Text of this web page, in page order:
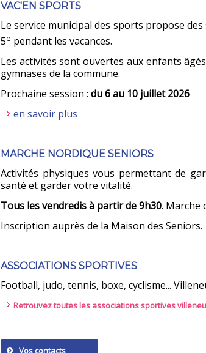
VAC'EN SPORTS
Le service municipal des sports propose
5e pendant les vacances.
Les activités sont ouvertes aux enfants
gymnases de la commune.
Prochaine session : du 6 au 10 juillet 2026
en savoir plus
MARCHE NORDIQUE SENIORS
Activités physiques vous permettant de
santé et garder votre vitalité.
Tous les vendredis à partir de 9h30. Marche
Inscription auprès de la Maison des Seniors.
ASSOCIATIONS SPORTIVES
Football, judo, tennis, boxe, cyclisme...
Retrouvez toutes les associations sportives
Vos contacts